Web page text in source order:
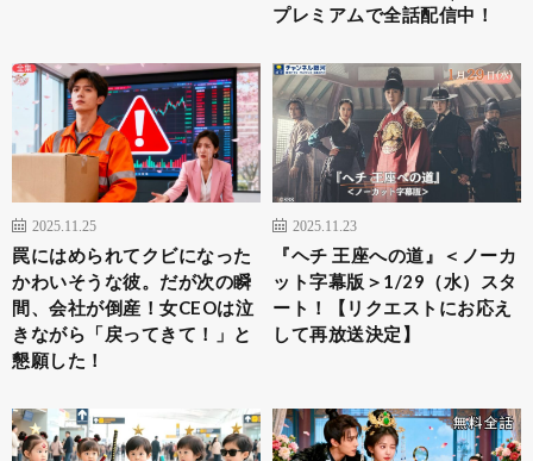
プレミアムで全話配信中！
2025.11.25
罠にはめられてクビになった
かわいそうな彼。だが次の瞬
間、会社が倒産！女CEOは泣
きながら「戻ってきて！」と
懇願した！
2025.11.23
『ヘチ 王座への道』＜ノーカ
ット字幕版＞1/29（水）スタ
ート！【リクエストにお応え
して再放送決定】